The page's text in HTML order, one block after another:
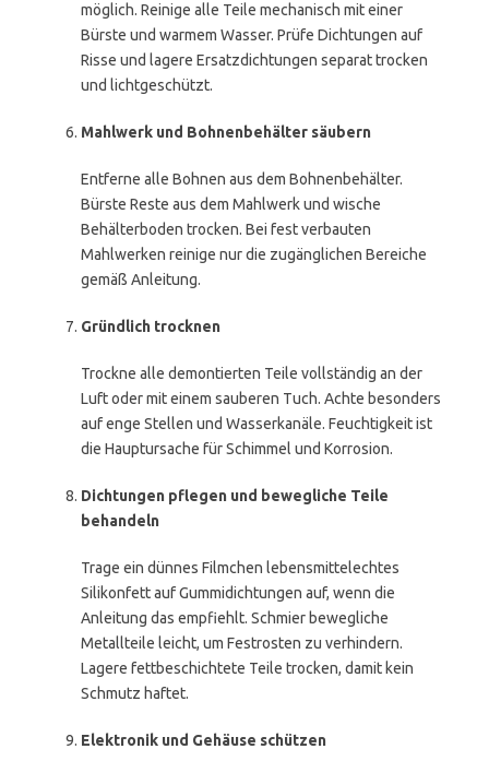
möglich. Reinige alle Teile mechanisch mit einer
Bürste und warmem Wasser. Prüfe Dichtungen auf
Risse und lagere Ersatzdichtungen separat trocken
und lichtgeschützt.
Mahlwerk und Bohnenbehälter säubern
Entferne alle Bohnen aus dem Bohnenbehälter.
Bürste Reste aus dem Mahlwerk und wische
Behälterboden trocken. Bei fest verbauten
Mahlwerken reinige nur die zugänglichen Bereiche
gemäß Anleitung.
Gründlich trocknen
Trockne alle demontierten Teile vollständig an der
Luft oder mit einem sauberen Tuch. Achte besonders
auf enge Stellen und Wasserkanäle. Feuchtigkeit ist
die Hauptursache für Schimmel und Korrosion.
Dichtungen pflegen und bewegliche Teile
behandeln
Trage ein dünnes Filmchen lebensmittelechtes
Silikonfett auf Gummidichtungen auf, wenn die
Anleitung das empfiehlt. Schmier bewegliche
Metallteile leicht, um Festrosten zu verhindern.
Lagere fettbeschichtete Teile trocken, damit kein
Schmutz haftet.
Elektronik und Gehäuse schützen